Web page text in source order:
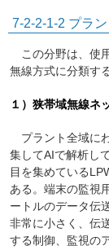
7-2-2-1-2 プラ
この分野は、使
無線方式に分類す
１）狭帯域無線ネ
プラント全域に
集してAIで解析し
目を集めている
ある。端末の監視
ートルのデータ伝
非常に小さく、伝
する制御、監視の